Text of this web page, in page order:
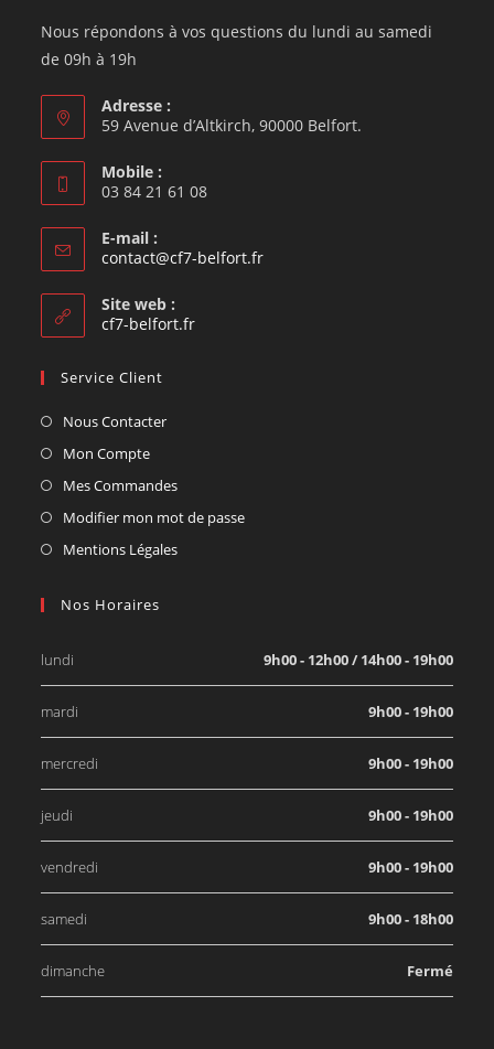
Nous répondons à vos questions du lundi au samedi
de 09h à 19h
Adresse :
59 Avenue d’Altkirch, 90000 Belfort.
Mobile :
03 84 21 61 08
E-mail :
contact@cf7-belfort.fr
Site web :
cf7-belfort.fr
Service Client
Nous Contacter
Mon Compte
Mes Commandes
Modifier mon mot de passe
Mentions Légales
Nos Horaires
lundi 9h00 - 12h00 / 14h00 - 19h00
mardi 9h00 - 19h00
mercredi 9h00 - 19h00
jeudi 9h00 - 19h00
vendredi 9h00 - 19h00
samedi 9h00 - 18h00
dimanche Fermé